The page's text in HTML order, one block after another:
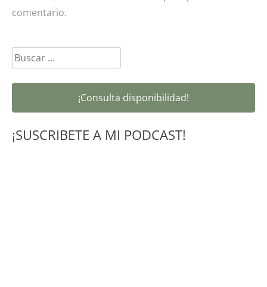
comentario.
Buscar:
¡Consulta disponibilidad!
¡SUSCRIBETE A MI PODCAST!